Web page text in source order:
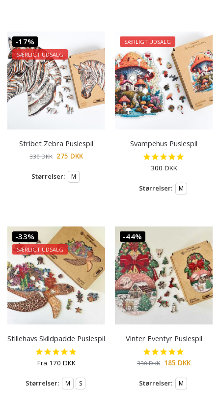
-17%
SÆRLIGT UDSALG
Stribet Zebra Puslespil
330DKK 275 DKK
Størrelser: M
SÆRLIGT UDSALG
Svampehus Puslespil
300 DKK
Størrelser: M
-33%
SÆRLIGT UDSALG
Stillehavs Skildpadde Puslespil
Fra 170 DKK
Størrelser: M S
-44%
Vinter Eventyr Puslespil
330DKK 185 DKK
Størrelser: M